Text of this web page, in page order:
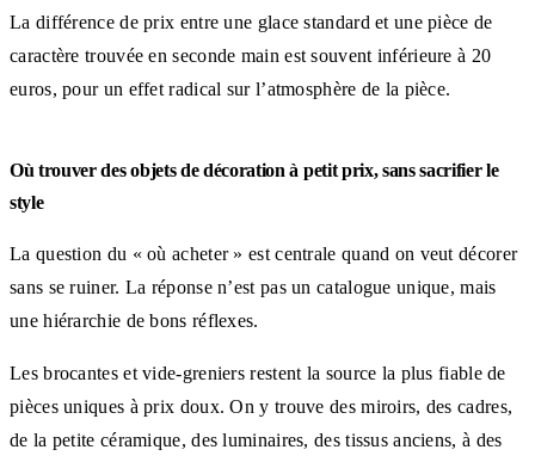
La différence de prix entre une glace standard et une pièce de
caractère trouvée en seconde main est souvent inférieure à 20
euros, pour un effet radical sur l’atmosphère de la pièce.
Où trouver des objets de décoration à petit prix, sans sacrifier le
style
La question du « où acheter » est centrale quand on veut décorer
sans se ruiner. La réponse n’est pas un catalogue unique, mais
une hiérarchie de bons réflexes.
Les brocantes et vide-greniers restent la source la plus fiable de
pièces uniques à prix doux. On y trouve des miroirs, des cadres,
de la petite céramique, des luminaires, des tissus anciens, à des